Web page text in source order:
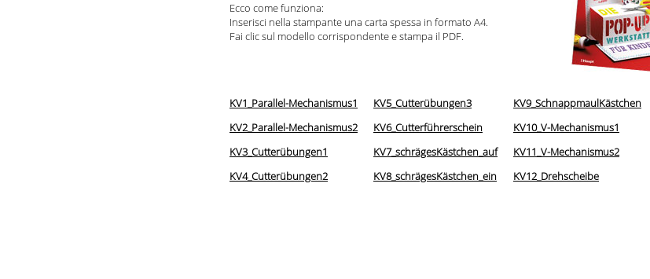
Ecco come funziona:
Inserisci nella stampante una carta spessa in formato A4.
Fai clic sul modello corrispondente e stampa il PDF.
KV1_Parallel-Mechanismus1
KV2_Parallel-Mechanismus2
KV3_Cutterübungen1
KV4_Cutterübungen2
KV5_Cutterübungen3
KV6_Cutterführerschein
KV7_schrägesKästchen_auf
KV8_schrägesKästchen_ein
KV9_SchnappmaulKästchen
KV10_V-Mechanismus1
KV11_V-Mechanismus2
KV12_Drehscheibe